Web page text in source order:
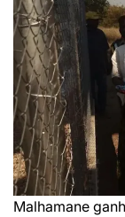
Malhamane